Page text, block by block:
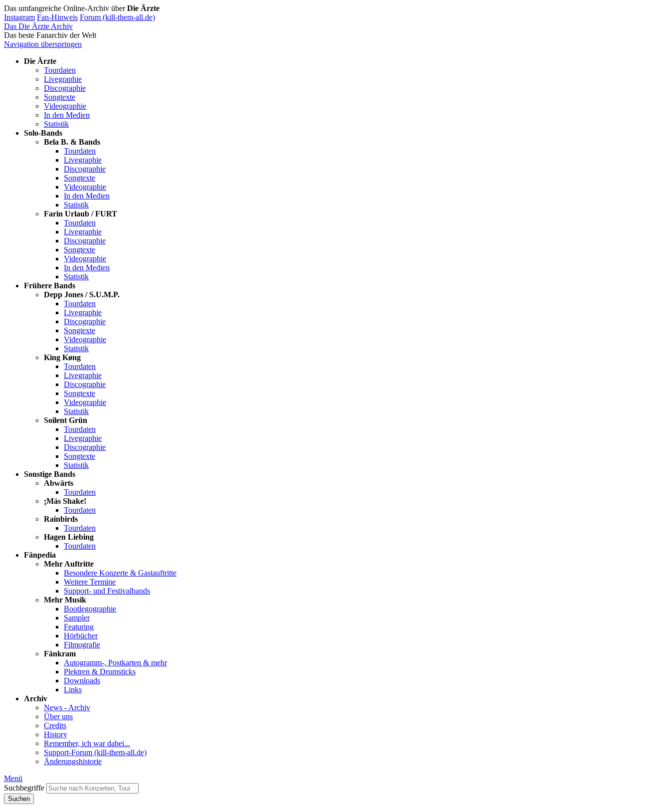
Das umfangreiche Online-Archiv überDie Ärzte
Instagram Fan-Hinweis Forum (kill-them-all.de)
Das Die Ärzte Archiv
Das beste Fanarchiv der Welt
Navigation überspringen
Die Ärzte
Tourdaten
Livegraphie
Discographie
Songtexte
Videographie
In den Medien
Statistik
Solo-Bands
Bela B. & Bands
Tourdaten
Livegraphie
Discographie
Songtexte
Videographie
In den Medien
Statistik
Farin Urlaub / FURT
Tourdaten
Livegraphie
Discographie
Songtexte
Videographie
In den Medien
Statistik
Frühere Bands
Depp Jones / S.U.M.P.
Tourdaten
Livegraphie
Discographie
Songtexte
Videographie
Statistik
King Køng
Tourdaten
Livegraphie
Discographie
Songtexte
Videographie
Statistik
Soilent Grün
Tourdaten
Livegraphie
Discographie
Songtexte
Statistik
Sonstige Bands
Abwärts
Tourdaten
¡Más Shake!
Tourdaten
Rainbirds
Tourdaten
Hagen Liebing
Tourdaten
Fänpedia
Mehr Auftritte
Besondere Konzerte & Gastauftritte
Weitere Termine
Support- und Festivalbands
Mehr Musik
Bootlegographie
Sampler
Featuring
Hörbücher
Filmografie
Fänkram
Autogramm-, Postkarten & mehr
Plektren & Drumsticks
Downloads
Links
Archiv
News - Archiv
Über uns
Credits
History
Remember, ich war dabei...
Support-Forum (kill-them-all.de)
Änderungshistorie
Menü
Suchbegriffe
Suchen